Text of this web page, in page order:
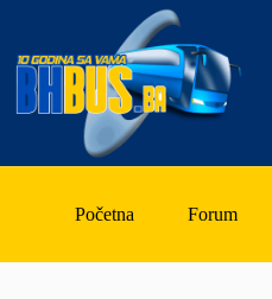
content
Početna Forum